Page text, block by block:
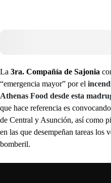
La 3ra. Compañía de Sajonia
“emergencia mayor” por el
Athenas Food desde esta
que hace referencia es
de Central y Asunción, así como
en las que desempeñan tareas los
bomberil.